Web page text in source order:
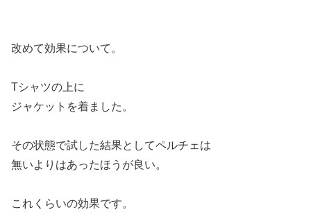
改めて効果について。
Tシャツの上に
ジャケットを着ました。
その状態で試した結果としてペルチェは
無いよりはあったほうが良い。
これくらいの効果です。